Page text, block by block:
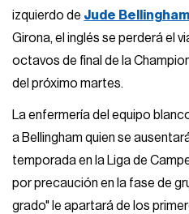
izquierdo de Jude Bellingham
Girona, el inglés se perderá el
octavos de final de la
del próximo martes.
La enfermería del equipo
a Bellingham quien se
temporada en la Liga de
por precaución en la fase de
grado" le apartará de los